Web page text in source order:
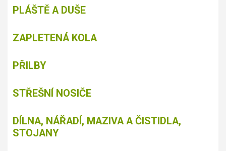
PLÁŠTĚ A DUŠE
ZAPLETENÁ KOLA
PŘILBY
STŘEŠNÍ NOSIČE
DÍLNA, NÁŘADÍ, MAZIVA A ČISTIDLA,
STOJANY